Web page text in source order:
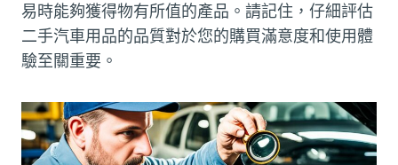
易時能夠獲得物有所值的產品。請記住，仔細評估
二手汽車用品的品質對於您的購買滿意度和使用體
驗至關重要。